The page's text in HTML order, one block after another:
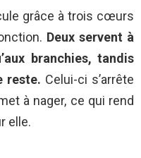
grâce à trois cœurs
Deux servent à
branchies, tandis
reste. Celui-ci s’arrête
à nager, ce qui rend
elle.